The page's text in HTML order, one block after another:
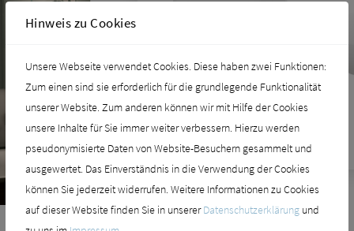
Hinweis zu Cookies
Unsere Webseite verwendet Cookies. Diese haben zwei Funktionen:
Zum einen sind sie erforderlich für die grundlegende Funktionalität
unserer Website. Zum anderen können wir mit Hilfe der Cookies
unsere Inhalte für Sie immer weiter verbessern. Hierzu werden
pseudonymisierte Daten von Website-Besuchern gesammelt und
ausgewertet. Das Einverständnis in die Verwendung der Cookies
können Sie jederzeit widerrufen. Weitere Informationen zu Cookies
auf dieser Website finden Sie in unsererDatenschutzerklärungund